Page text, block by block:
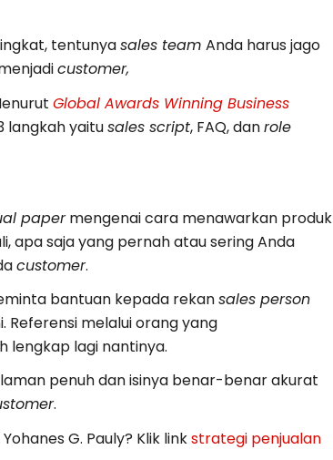
tentunyasales team Anda harus jago
customer,
Global Awards Winning Business
langkah yaitusales script, FAQ, danrole
papermengenai cara menawarkan produk
apa saja yang pernah atau sering Anda
customer.
bantuan kepada rekansales person
Referensi melalui orang yang
lengkap lagi nantinya.
penuh dan isinya benar-benar akurat
.
G. Pauly? Klik linkstrategi penjualan